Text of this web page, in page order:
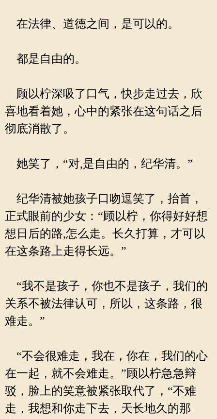
在法律、道德之间，是可以的。
都是自由的。
顾以柠深吸了口气，快步走过去，欣
喜地看着她，心中的紧张在这句话之后
彻底消散了。
她笑了，“对,是自由的，纪华清。”
纪华清被她孩子口吻逗笑了，抬首，
正式眼前的少女：“顾以柠，你得好好想
想日后的路,怎么走。长久打算，才可以
在这条路上走得长远。”
“我不是孩子，你也不是孩子，我们的
关系不被法律认可，所以，这条路，很
难走。”
“不会很难走，我在，你在，我们的心
在一起，就不会难走。”顾以柠急急辩
驳，脸上的笑意被紧张取代了，“不难
走，我想和你走下去，天长地久的那